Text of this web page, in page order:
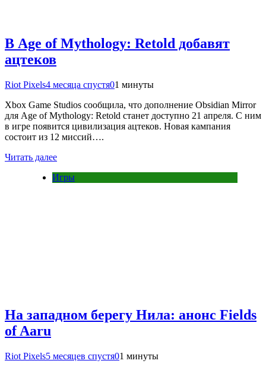
В Age of Mythology: Retold добавят
ацтеков
Riot Pixels4 месяца спустя01 минуты
Xbox Game Studios сообщила, что дополнение Obsidian Mirror
для Age of Mythology: Retold станет доступно 21 апреля. С ним
в игре появится цивилизация ацтеков. Новая кампания
состоит из 12 миссий….
Читать далее
Игры
На западном берегу Нила: анонс Fields
of Aaru
Riot Pixels5 месяцев спустя01 минуты